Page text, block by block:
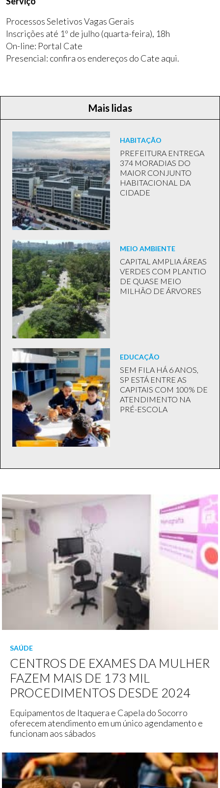
Processos Seletivos Vagas Gerais
Inscrições até 1º de julho (quarta-feira), 18h
On-line: Portal Cate
Presencial: confira os endereços do Cate aqui.
Mais lidas
HABITAÇÃO
PREFEITURA ENTREGA
374 MORADIAS DO
MAIOR CONJUNTO
HABITACIONAL DA
CIDADE
MEIO AMBIENTE
CAPITAL AMPLIA ÁREAS
VERDES COM PLANTIO
DE QUASE MEIO
MILHÃO DE ÁRVORES
EDUCAÇÃO
SEM FILA HÁ 6 ANOS,
SP ESTÁ ENTRE AS
CAPITAIS COM 100% DE
ATENDIMENTO NA
PRÉ-ESCOLA
SAÚDE
CENTROS DE EXAMES DA MULHER
FAZEM MAIS DE 173 MIL
PROCEDIMENTOS DESDE 2024
Equipamentos de Itaquera e Capela do Socorro
oferecem atendimento em um único agendamento e
funcionam aos sábados